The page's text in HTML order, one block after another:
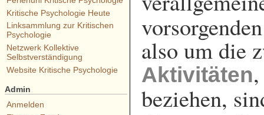
also um die
Aktivitäten
beziehen,
Kritische Psychologie Heute
Linksammlung zur Kritischen
Psychologie
Netzwerk Kollektive
Selbstverständigung
Website Kritische Psychologie
Admin
Anmelden